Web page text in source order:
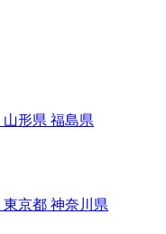
山形県 福島県
東京都 神奈川県